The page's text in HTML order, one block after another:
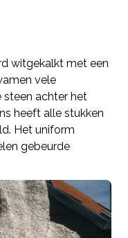
witgekalkt met een
vele
steen achter het
heeft alle stukken
Het uniform
gebeurde